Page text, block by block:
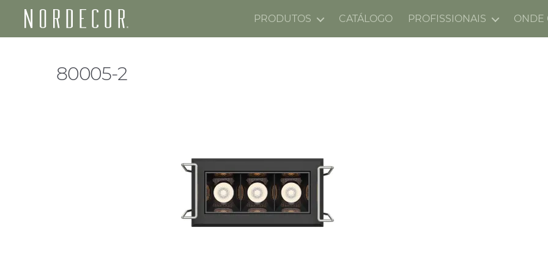
Nordecor
PRODUTOS CATÁLOGO PROFISSIONAIS ONDE
80005-2